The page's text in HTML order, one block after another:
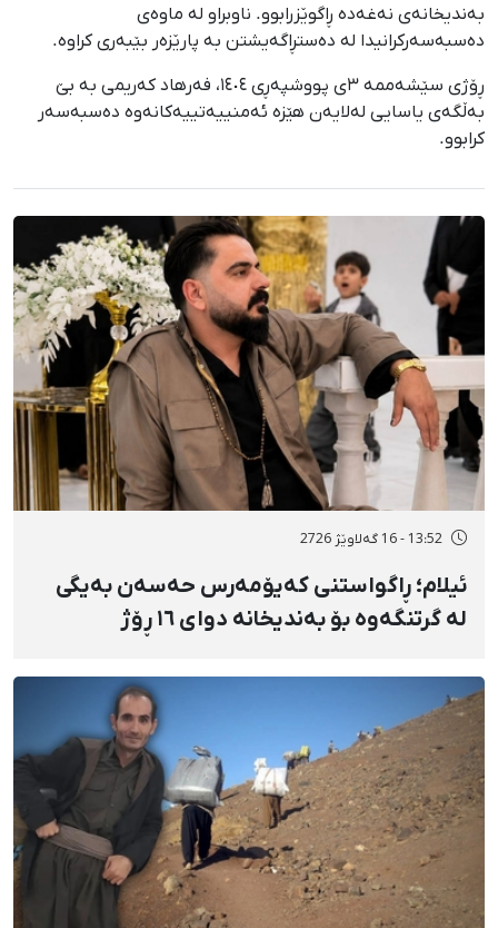
بەندیخانەی نەغەدە ڕاگوێزرابوو. ناوبراو لە ماوەی
دەسبەسەرکرانیدا لە دەستڕاگەیشتن بە پارێزەر بێبەری کراوە.
ڕۆژی سێشەممە ٣ی پووشپەڕی ١٤٠٤، فەرهاد کەریمی بە بێ
بەڵگەی یاسایی لەلایەن هێزە ئەمنییەتییەکانەوە دەسبەسەر
کرابوو.
13:52 - 16 گەلاوێژ 2726
ئیلام؛ ڕاگواستنی کەیۆمەرس حەسەن بەیگی
لە گرتنگەوە بۆ بەندیخانە دوای ١٦ ڕۆژ